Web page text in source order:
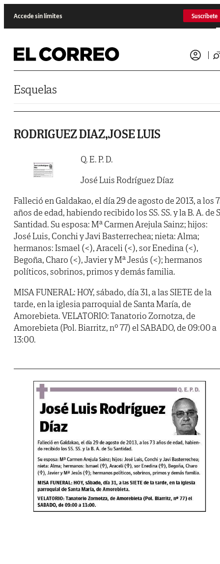
Accede sin límites Suscríbete
Esquelas
RODRIGUEZ DIAZ,JOSE LUIS
Q. E. P. D.
José Luis Rodríguez Díaz
Falleció en Galdakao, el día 29 de agosto de 2013, a los
años de edad, habiendo recibido los SS. SS. y la B. A. de
Santidad. Su esposa: Mª Carmen Arejula Sainz; hijos:
José Luis, Conchi y Javi Basterrechea; nieta: Alma;
hermanos: Ismael (<), Araceli (<), sor Enedina (<),
Begoña, Charo (<), Javier y Mª Jesús (<); hermanos
políticos, sobrinos, primos y demás familia.
MISA FUNERAL: HOY, sábado, día 31, a las SIETE de la
tarde, en la iglesia parroquial de Santa María, de
Amorebieta. VELATORIO: Tanatorio Zornotza, de
Amorebieta (Pol. Biarritz, nº 77) el SABADO, de 09:00 a
13:00.